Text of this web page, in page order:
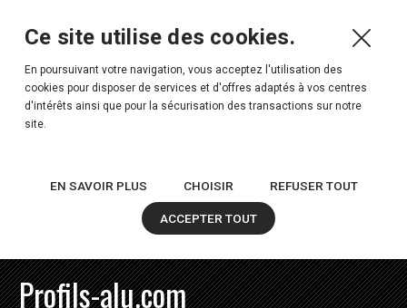
Profils-alu.com
Ce site utilise des cookies.
En poursuivant votre navigation, vous acceptez l'utilisation des
cookies pour disposer de services et d'offres adaptés à vos centres
d'intérêts ainsi que pour la sécurisation des transactions sur notre
site.
EN SAVOIR PLUS CHOISIR REFUSER TOUT
ACCEPTER TOUT